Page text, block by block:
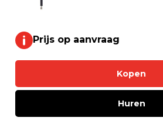
Prijs op aanvraag
Huren
Kopen